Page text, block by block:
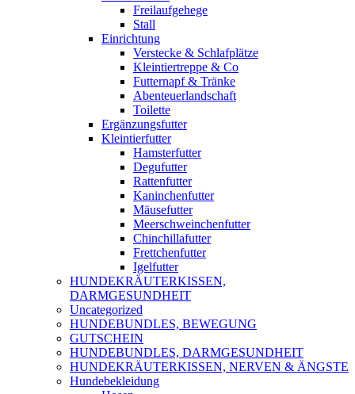
Freilaufgehege
Stall
Einrichtung
Verstecke & Schlafplätze
Kleintiertreppe & Co
Futternapf & Tränke
Abenteuerlandschaft
Toilette
Ergänzungsfutter
Kleintierfutter
Hamsterfutter
Degufutter
Rattenfutter
Kaninchenfutter
Mäusefutter
Meerschweinchenfutter
Chinchillafutter
Frettchenfutter
Igelfutter
HUNDEKRÄUTERKISSEN,
DARMGESUNDHEIT
Uncategorized
HUNDEBUNDLES, BEWEGUNG
GUTSCHEIN
HUNDEBUNDLES, DARMGESUNDHEIT
HUNDEKRÄUTERKISSEN, NERVEN & ÄNGSTE
Hundebekleidung